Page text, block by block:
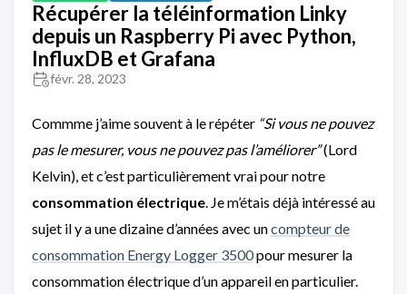
Récupérer la téléinformation Linky
depuis un Raspberry Pi avec Python,
InfluxDB et Grafana
févr. 28, 2023
Commme j’aime souvent à le répéter “Si vous ne pouvez
pas le mesurer, vous ne pouvez pas l’améliorer”(Lord
Kelvin), et c’est particulièrement vrai pour notre
consommation électrique. Je m’étais déjà intéressé au
sujet il y a une dizaine d’années avec uncompteur de
consommation Energy Logger 3500pour mesurer la
consommation électrique d’un appareil en particulier.